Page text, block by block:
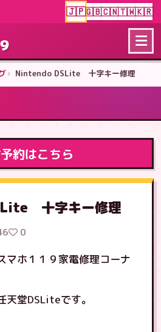
🇯🇵🇬🇧🇨🇳🇹🇼🇰🇷
Nintendo DSLite 十字キー修理
約はこちら
十字キー修理
0
マホ１１９家電修理コーナ
天堂DSLiteです。